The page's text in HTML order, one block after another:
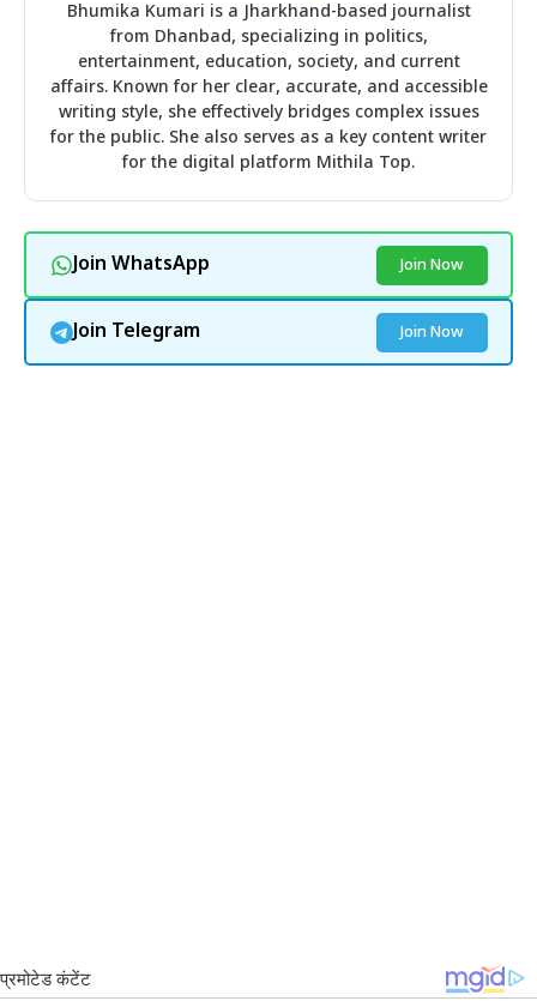
Bhumika Kumari is a Jharkhand-based journalist
from Dhanbad, specializing in politics,
entertainment, education, society, and current
affairs. Known for her clear, accurate, and accessible
writing style, she effectively bridges complex issues
for the public. She also serves as a key content writer
for the digital platform Mithila Top.
Join WhatsApp Join Now
Join Telegram Join Now